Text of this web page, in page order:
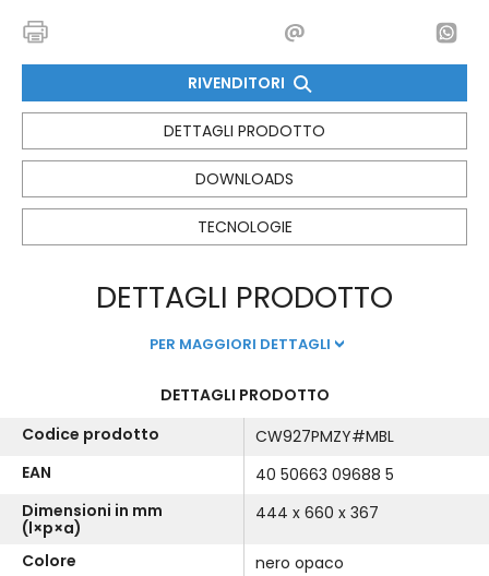
RIVENDITORI
DETTAGLI PRODOTTO
DOWNLOADS
TECNOLOGIE
DETTAGLI PRODOTTO
PER MAGGIORI DETTAGLI
DETTAGLI PRODOTTO
Codice prodotto
CW927PMZY#MBL
EAN
40 50663 09688 5
Dimensioni in mm
(l×p×a)
444 x 660 x 367
Colore
nero opaco